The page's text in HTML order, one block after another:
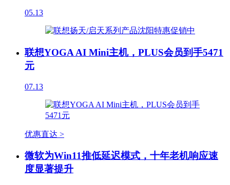
05.13
联想YOGA AI Mini主机，PLUS会员到手5471
元
07.13
优惠直达 >
微软为Win11推低延迟模式，十年老机响应速
度显著提升